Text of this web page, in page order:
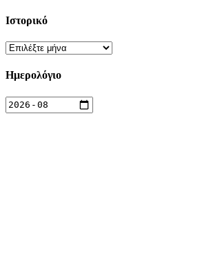
Ιστορικό
Ιστορικό
Ημερολόγιο